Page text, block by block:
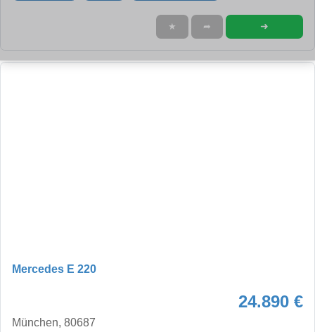
★ ➦ ➜
Mercedes E 220
24.890 €
München, 80687